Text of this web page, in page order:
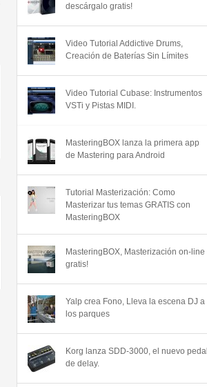
descárgalo gratis!
Video Tutorial Addictive Drums,
Creación de Baterías Sin Límites
Video Tutorial Cubase: Instrumentos
VSTi y Pistas MIDI.
MasteringBOX lanza la primera app
de Mastering para Android
Tutorial Masterización: Como
Masterizar tus temas GRATIS con
MasteringBOX
MasteringBOX, Masterización on-line
gratis!
Yalp crea Fono, Lleva la escena DJ a
los parques
Korg lanza SDD-3000, el nuevo pedal
de delay.